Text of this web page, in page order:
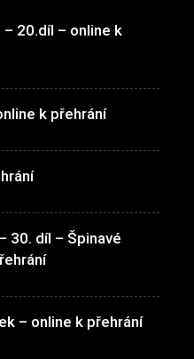
20.díl – online k
k přehrání
30. díl – Špinavé
– online k přehrání